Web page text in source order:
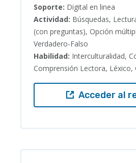
Soporte: Digital en linea
Actividad: Búsquedas,
(con preguntas), Opción
Verdadero-Falso
Habilidad: Interculturalidad,
Comprensión Lectora, Léxico,
Acceder al